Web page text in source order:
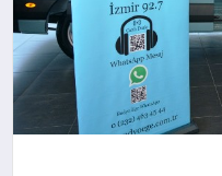
GEZI & SEYAHAT
OYUN